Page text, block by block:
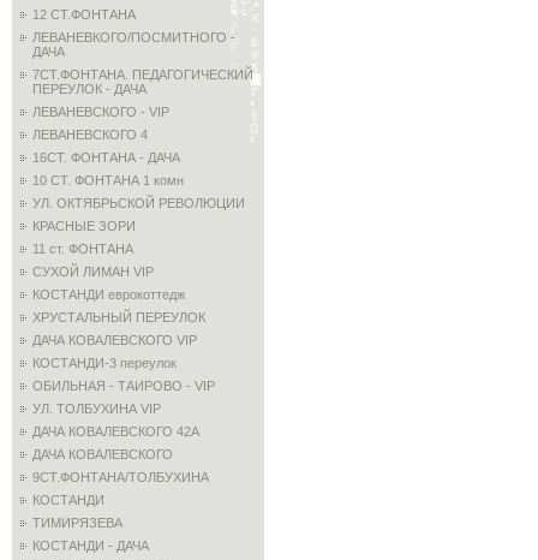
12 СТ.ФОНТАНА
ЛЕВАНЕВКОГО/ПОСМИТНОГО -
ДАЧА
7СТ.ФОНТАНА. ПЕДАГОГИЧЕСКИЙ
ПЕРЕУЛОК - ДАЧА
ЛЕВАНЕВСКОГО - VIP
ЛЕВАНЕВСКОГО 4
16СТ. ФОНТАНА - ДАЧА
10 СТ. ФОНТАНА 1 комн
УЛ. ОКТЯБРЬСКОЙ РЕВОЛЮЦИИ
КРАСНЫЕ ЗОРИ
11 ст. ФОНТАНА
СУХОЙ ЛИМАН VIP
КОСТАНДИ еврокоттедж
ХРУСТАЛЬНЫЙ ПЕРЕУЛОК
ДАЧА КОВАЛЕВСКОГО VIP
КОСТАНДИ-3 переулок
ОБИЛЬНАЯ - ТАИРОВО - VIP
УЛ. ТОЛБУХИНА VIP
ДАЧА КОВАЛЕВСКОГО 42А
ДАЧА КОВАЛЕВСКОГО
9СТ.ФОНТАНА/ТОЛБУХИНА
КОСТАНДИ
ТИМИРЯЗЕВА
КОСТАНДИ - ДАЧА